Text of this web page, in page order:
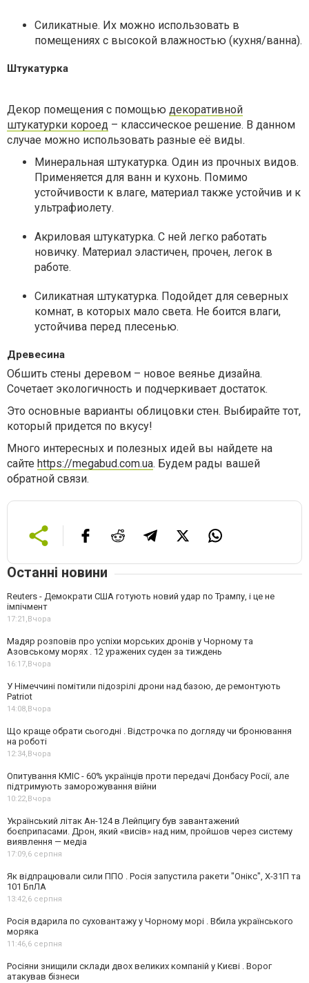
Силикатные. Их можно использовать в
помещениях с высокой влажностью (кухня/ванна).
Штукатурка
Декор помещения с помощью декоративной
штукатурки короед – классическое решение. В данном
случае можно использовать разные её виды.
Минеральная штукатурка. Один из прочных видов.
Применяется для ванн и кухонь. Помимо
устойчивости к влаге, материал также устойчив и к
ультрафиолету.
Акриловая штукатурка. С ней легко работать
новичку. Материал эластичен, прочен, легок в
работе.
Силикатная штукатурка. Подойдет для северных
комнат, в которых мало света. Не боится влаги,
устойчива перед плесенью.
Древесина
Обшить стены деревом – новое веянье дизайна.
Сочетает экологичность и подчеркивает достаток.
Это основные варианты облицовки стен. Выбирайте тот,
который придется по вкусу!
Много интересных и полезных идей вы найдете на
сайте https://megabud.com.ua. Будем рады вашей
обратной связи.
Останні новини
Reuters - Демократи США готують новий удар по Трампу, і це не
імпічмент
17:21, Вчора
Мадяр розповів про успіхи морських дронів у Чорному та
Азовському морях . 12 уражених суден за тиждень
16:17, Вчора
У Німеччині помітили підозрілі дрони над базою, де ремонтують
Patriot
14:08, Вчора
Що краще обрати сьогодні . Відстрочка по догляду чи бронювання
на роботі
12:34, Вчора
Опитування КМІС - 60% українців проти передачі Донбасу Росії, але
підтримують заморожування війни
10:22, Вчора
Український літак Ан-124 в Лейпцигу був завантажений
боєприпасами. Дрон, який «висів» над ним, пройшов через систему
виявлення — медіа
17:09,6 серпня
Як відпрацювали сили ППО . Росія запустила ракети "Онікс", Х-31П та
101 БпЛА
13:42,6 серпня
Росія вдарила по суховантажу у Чорному морі . Вбила українського
моряка
11:46,6 серпня
Росіяни знищили склади двох великих компаній у Києві . Ворог
атакував бізнеси